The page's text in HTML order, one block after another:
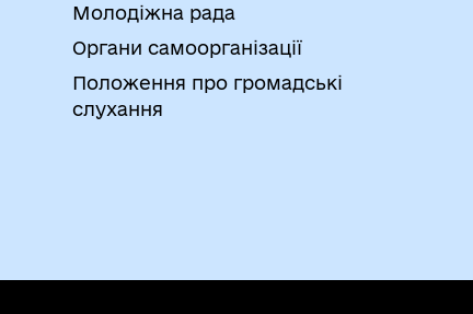
Молодіжна рада
Органи самоорганізації
Положення про громадські
слухання